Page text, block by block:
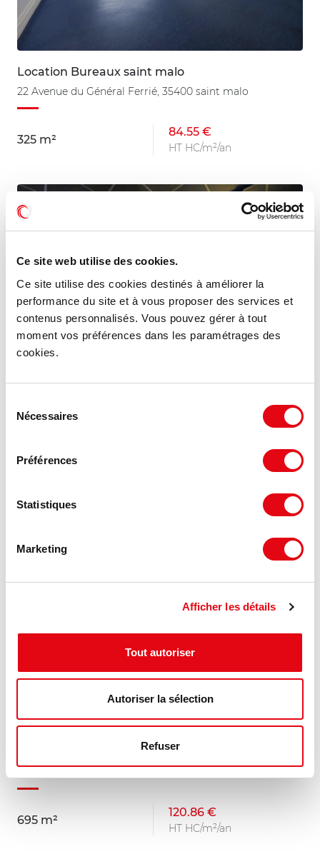
Ce site web utilise des cookies.
Ce site utilise des cookies destinés à améliorer la
performance du site et à vous proposer des services et
contenus personnalisés. Vous pouvez gérer à tout
moment vos préférences dans les paramétrages des
cookies.
Nécessaires
Préférences
Statistiques
Marketing
Afficher les détails
Tout autoriser
Autoriser la sélection
Refuser
Location Bureaux saint malo
22 Avenue du Général Ferrié, 35400 saint malo
325 m²
84.55 €
HT HC/m²/an
Location Bureaux SAINT GRÉGOIRE
À partir de 152.17 €
MIS À JOUR
Location Bureaux SAINT MALO
695 m²
120.86 €
HT HC/m²/an